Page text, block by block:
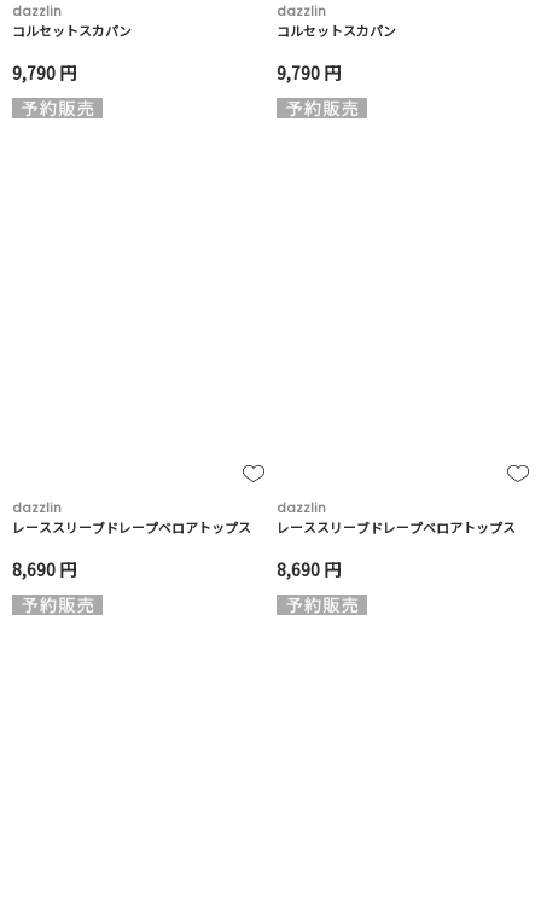
dazzlin
コルセットスカパン
9,790 円
dazzlin
コルセットスカパン
9,790 円
dazzlin
レーススリーブドレープベロアトップス
8,690 円
dazzlin
レーススリーブドレープベロアトップス
8,690 円